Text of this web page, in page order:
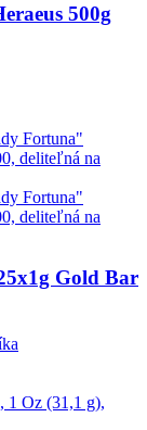
500g
Gold Bar